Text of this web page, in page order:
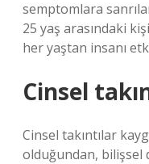
semptomlara
25 yaş arasındaki
her yaştan insanı
Cinsel
Cinsel takıntılar
olduğundan, bilişsel